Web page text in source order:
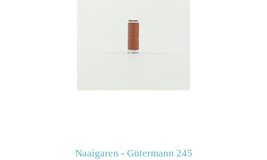
Naaigaren - Gütermann 245